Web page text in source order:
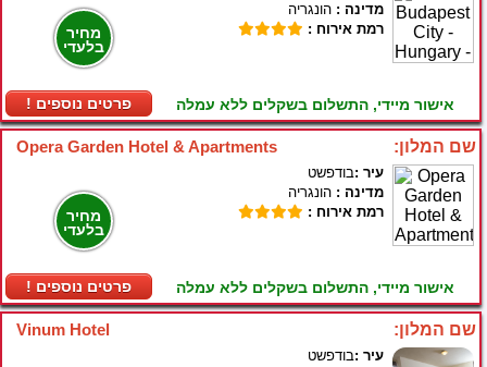
מחיר
בלעדי
! פרטים נוספים
מדינה : הונגריה
רמת אירוח :
אישור מיידי, התשלום בשקלים ללא עמלה
Opera Garden Hotel & Apartments שם המלון:
מחיר
בלעדי
! פרטים נוספים
עיר :בודפשט
מדינה : הונגריה
רמת אירוח :
אישור מיידי, התשלום בשקלים ללא עמלה
Vinum Hotel שם המלון:
עיר :בודפשט